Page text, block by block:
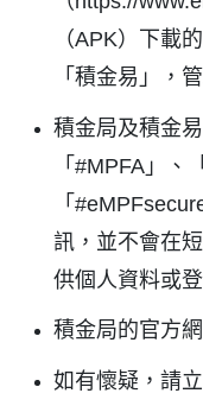
（APK）下載
「積金易」，
積金局及積金
「 #MPFA 」、「
「
訊，並不會在
供個人資料或
積金局的官方
如有懷疑，請